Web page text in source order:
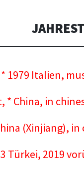
1979 Italien,
* China, in
(Xinjiang),
Türkei, 2019